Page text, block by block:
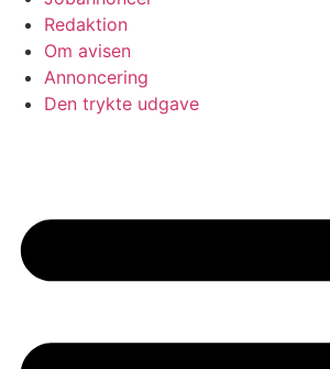
Redaktion
Om avisen
Annoncering
Den trykte udgave